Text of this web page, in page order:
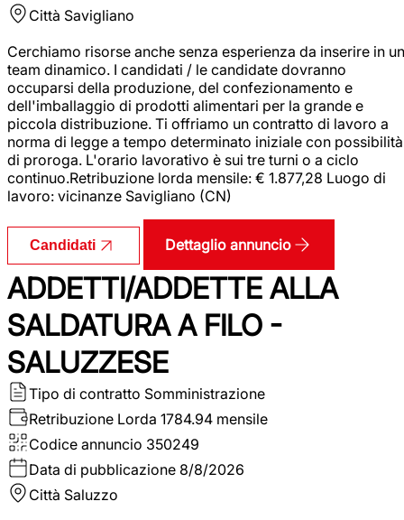
Città Savigliano
Cerchiamo risorse anche senza esperienza da inserire in un
team dinamico. I candidati / le candidate dovranno
occuparsi della produzione, del confezionamento e
dell'imballaggio di prodotti alimentari per la grande e
piccola distribuzione. Ti offriamo un contratto di lavoro a
norma di legge a tempo determinato iniziale con possibilità
di proroga. L'orario lavorativo è sui tre turni o a ciclo
continuo.Retribuzione lorda mensile: € 1.877,28 Luogo di
lavoro: vicinanze Savigliano (CN)
Candidati Dettaglio annuncio
ADDETTI/ADDETTE ALLA
SALDATURA A FILO -
SALUZZESE
Tipo di contratto Somministrazione
Retribuzione Lorda 1784.94 mensile
Codice annuncio 350249
Data di pubblicazione 8/8/2026
Città Saluzzo